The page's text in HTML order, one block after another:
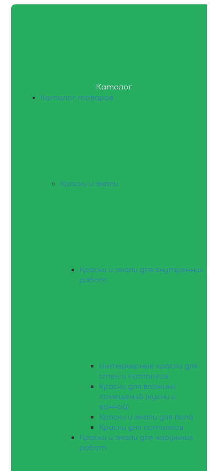
Каталог
Каталог товаров
Краски и эмали
Краски и эмали для внутренних
работ
Интерьерные краски для
стен и потолков
Краски для влажных
помещений (кухни и
ванной)
Краски и эмали для пола
Краски для потолков
Краски и эмали для наружных
работ